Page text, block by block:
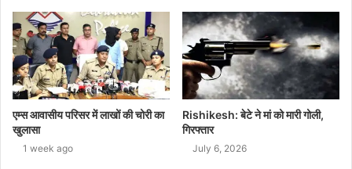
एम्स आवासीय परिसर में लाखों की चोरी का
खुलासा
1 week ago
Rishikesh: बेटे ने मां को मारी गोली,
गिरफ्तार
July 6, 2026